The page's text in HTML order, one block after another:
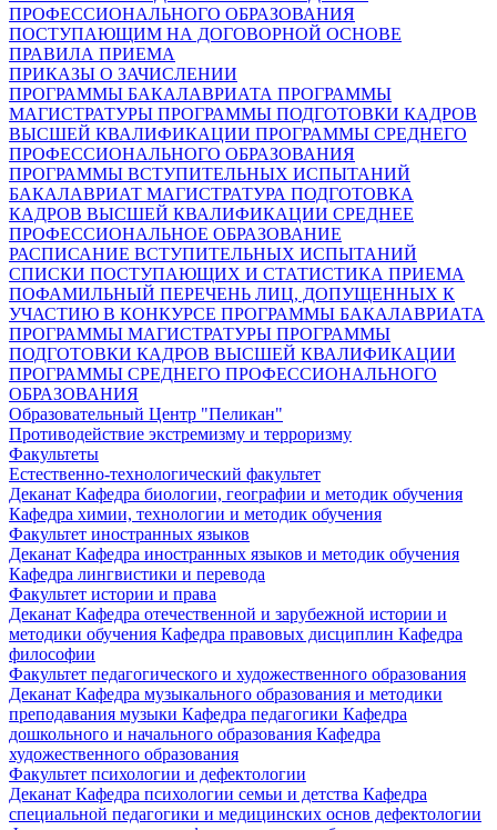
ПРОФЕССИОНАЛЬНОГО ОБРАЗОВАНИЯ
ПОСТУПАЮЩИМ НА ДОГОВОРНОЙ ОСНОВЕ
ПРАВИЛА ПРИЕМА
ПРИКАЗЫ О ЗАЧИСЛЕНИИ
ПРОГРАММЫ БАКАЛАВРИАТА ПРОГРАММЫ
МАГИСТРАТУРЫ ПРОГРАММЫ ПОДГОТОВКИ КАДРОВ
ВЫСШЕЙ КВАЛИФИКАЦИИ ПРОГРАММЫ СРЕДНЕГО
ПРОФЕССИОНАЛЬНОГО ОБРАЗОВАНИЯ
ПРОГРАММЫ ВСТУПИТЕЛЬНЫХ ИСПЫТАНИЙ
БАКАЛАВРИАТ МАГИСТРАТУРА ПОДГОТОВКА
КАДРОВ ВЫСШЕЙ КВАЛИФИКАЦИИ СРЕДНЕЕ
ПРОФЕССИОНАЛЬНОЕ ОБРАЗОВАНИЕ
РАСПИСАНИЕ ВСТУПИТЕЛЬНЫХ ИСПЫТАНИЙ
СПИСКИ ПОСТУПАЮЩИХ И СТАТИСТИКА ПРИЕМА
ПОФАМИЛЬНЫЙ ПЕРЕЧЕНЬ ЛИЦ, ДОПУЩЕННЫХ К
УЧАСТИЮ В КОНКУРСЕ ПРОГРАММЫ БАКАЛАВРИАТА
ПРОГРАММЫ МАГИСТРАТУРЫ ПРОГРАММЫ
ПОДГОТОВКИ КАДРОВ ВЫСШЕЙ КВАЛИФИКАЦИИ
ПРОГРАММЫ СРЕДНЕГО ПРОФЕССИОНАЛЬНОГО
ОБРАЗОВАНИЯ
Образовательный Центр "Пеликан"
Противодействие экстремизму и терроризму
Факультеты
Естественно-технологический факультет
Деканат Кафедра биологии, географии и методик обучения
Кафедра химии, технологии и методик обучения
Факультет иностранных языков
Деканат Кафедра иностранных языков и методик обучения
Кафедра лингвистики и перевода
Факультет истории и права
Деканат Кафедра отечественной и зарубежной истории и
методики обучения Кафедра правовых дисциплин Кафедра
философии
Факультет педагогического и художественного образования
Деканат Кафедра музыкального образования и методики
преподавания музыки Кафедра педагогики Кафедра
дошкольного и начального образования Кафедра
художественного образования
Факультет психологии и дефектологии
Деканат Кафедра психологии семьи и детства Кафедра
специальной педагогики и медицинских основ дефектологии